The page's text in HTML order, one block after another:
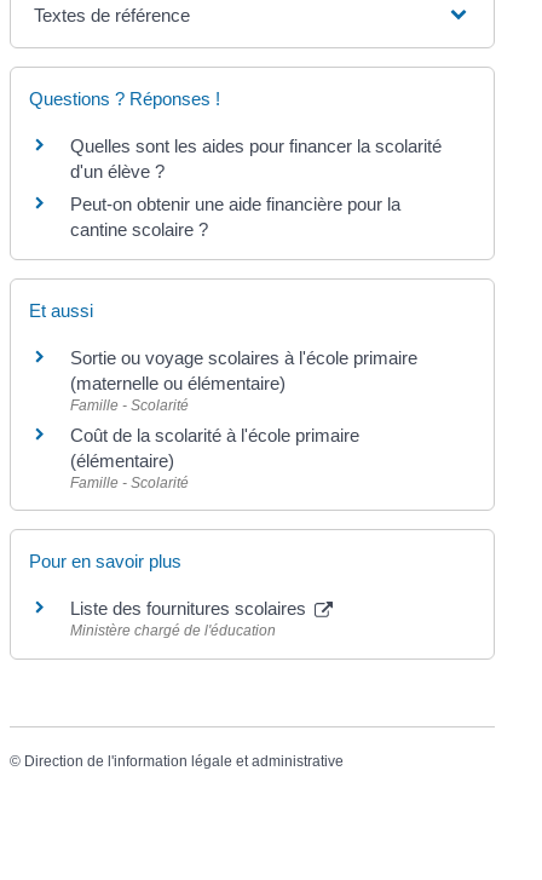
Textes de référence
Questions ? Réponses !
Quelles sont les aides pour financer la scolarité
d'un élève ?
Peut-on obtenir une aide financière pour la
cantine scolaire ?
Et aussi
Sortie ou voyage scolaires à l'école primaire
(maternelle ou élémentaire)
Famille - Scolarité
Coût de la scolarité à l'école primaire
(élémentaire)
Famille - Scolarité
Pour en savoir plus
Liste des fournitures scolaires
Ministère chargé de l'éducation
© Direction de l'information légale et administrative